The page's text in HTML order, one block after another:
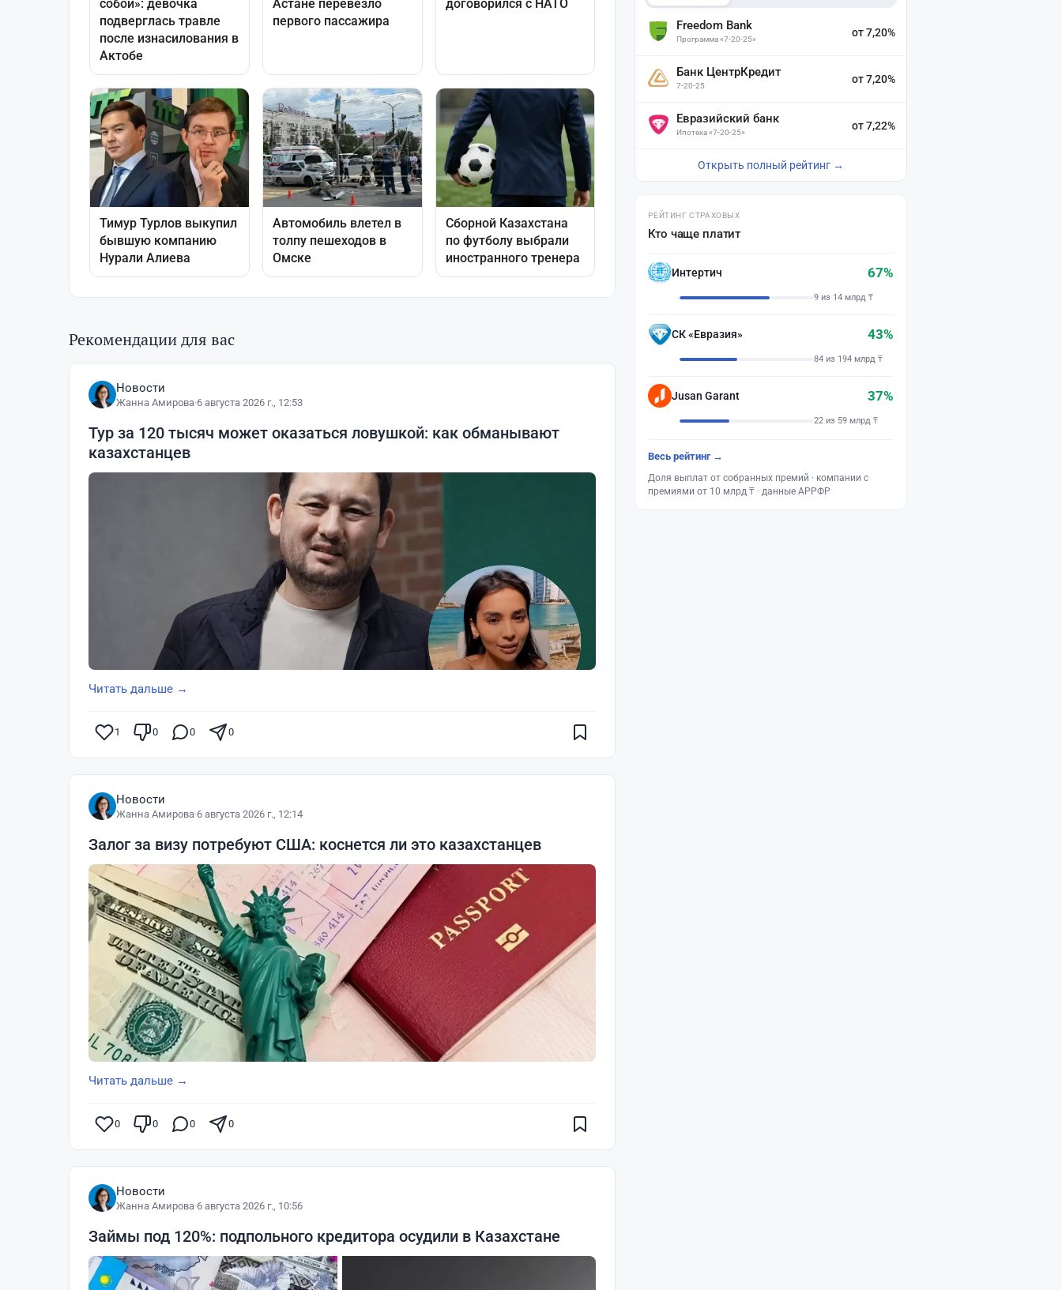
Рекомендации для вас
Новости
Жанна Амирова·6 августа 2026 г., 12:53
Тур за 120 тысяч может оказаться ловушкой: как обманывают
казахстанцев
Читать дальше →
1 0 0 0
Новости
Жанна Амирова·6 августа 2026 г., 12:14
Залог за визу потребуют США: коснется ли это казахстанцев
Читать дальше →
0 0 0 0
Новости
Жанна Амирова·6 августа 2026 г., 10:56
Займы под 120%: подпольного кредитора осудили в Казахстане
Freedom Bank
Программа «7-20-25»
от 7,20%
Банк ЦентрКредит
7-20-25
от 7,20%
Евразийский банк
Ипотека «7-20-25»
от 7,22%
Открыть полный рейтинг →
РЕЙТИНГ СТРАХОВЫХ
Кто чаще платит
Интертич 67%
9 из 14 млрд ₸
СК «Евразия» 43%
84 из 194 млрд ₸
Jusan Garant 37%
22 из 59 млрд ₸
Весь рейтинг →
Доля выплат от собранных премий · компании с
премиями от 10 млрд ₸ · данные АРРФР